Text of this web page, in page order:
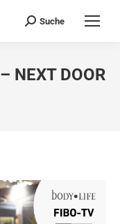
Search:
Suche
NEXT DOOR